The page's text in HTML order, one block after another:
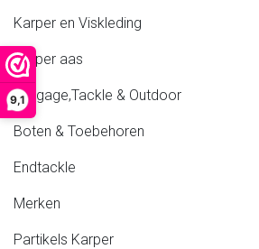
9,1
Karper en Viskleding
Karper aas
Luggage,Tackle & Outdoor
Boten & Toebehoren
Endtackle
Merken
Partikels Karper